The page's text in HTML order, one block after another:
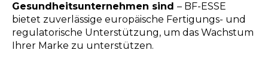
Gesundheitsunternehmen sind – BF-ESSE
bietet zuverlässige europäische Fertigungs- und
regulatorische Unterstützung, um das Wachstum
Ihrer Marke zu unterstützen.